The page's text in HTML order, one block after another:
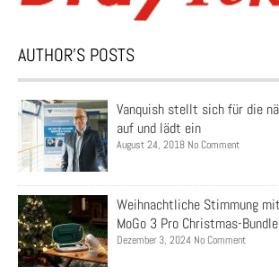
AUTHOR’S POSTS
Vanquish stellt sich für die
auf und lädt ein
August 24, 2018 No Comment
Weihnachtliche Stimmung
MoGo 3 Pro Christmas-
Dezember 3, 2024 No Comment